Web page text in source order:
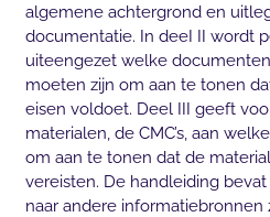
algemene achtergrond en
documentatie. In deeI II wordt
uiteengezet welke
moeten zijn om aan te tonen
eisen voldoet. Deel III geeft
materialen, de CMC’s, aan
om aan te tonen dat de
vereisten. De handleiding
naar andere